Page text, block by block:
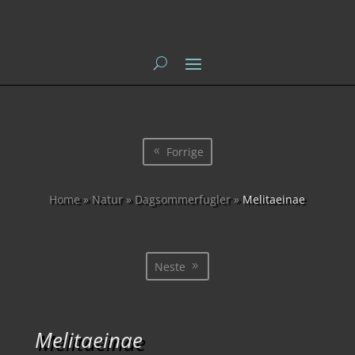
Forrige
Home»Natur»Dagsommerfugler»Melitaeinae
Neste
Melitaeinae